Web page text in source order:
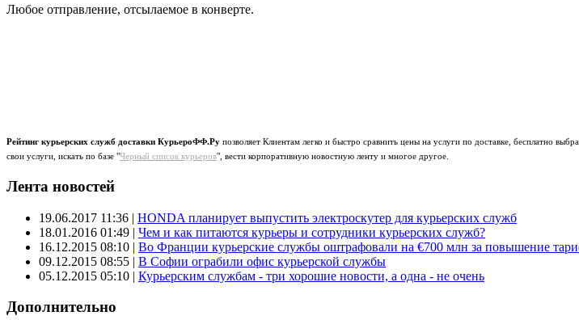
Любое отправление, отсылаемое в конверте.
Рейтинг курьерских служб доставки КурьероФФ.Ру позволяет Клиентам легко и быстро сравнить цены на услуги по доставке, бесплатно
свои услуги, искать по базе "Черный список курьеров", вести корпоративную новостную ленту и многое другое.
Лента новостей
19.06.2017 11:36 | HONDA планирует выпустить электроскутер для курьерских служб
18.01.2016 01:49 | Чем и как питаются курьеры и сотрудники курьерских служб?
16.12.2015 08:10 | Во Франции курьерские службы оштрафовали на €700 млн за повышение
09.12.2015 08:55 | В Софии ограбили офис курьерской службы
05.12.2015 05:10 | Курьерским службам - три хорошие новости, а одна - не очень
Дополнительно